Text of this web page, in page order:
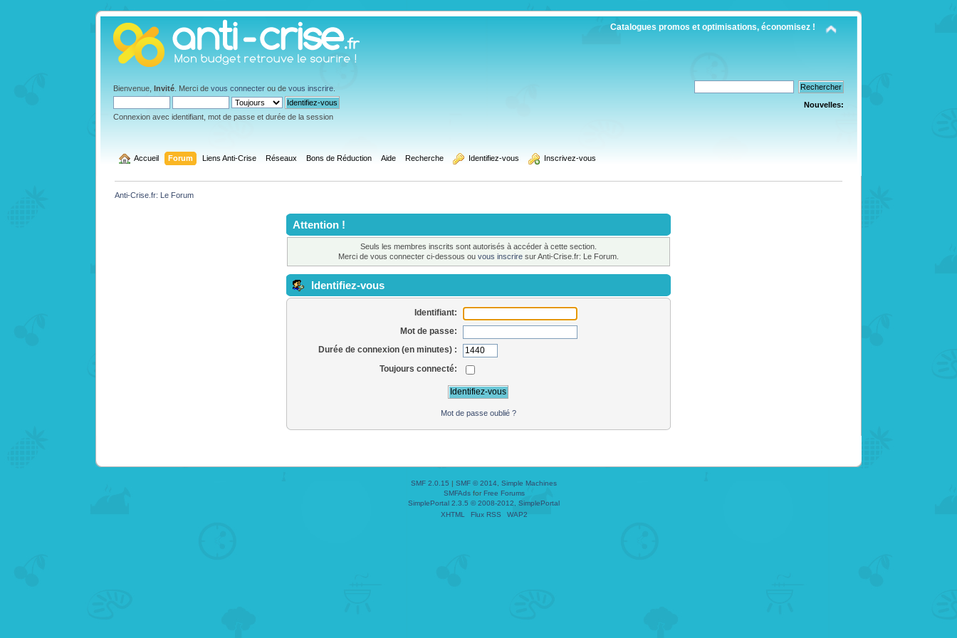
Catalogues promos et optimisations, économisez !
Bienvenue,Invité . Merci devous connecter ou devous inscrire
Connexion avec identifiant, mot de passe et durée de la session
Nouvelles:
Accueil Forum Liens Anti-Crise Réseaux Bons de Réduction Aide Recherche Identifiez-vous Inscrivez-vous
Anti-Crise.fr: Le Forum
Attention !
Seuls les membres inscrits sont autorisés à accéder à cette section.
Merci de vous connecter ci-dessous ou vous inscriresur Anti-Crise.fr: Le Forum.
Identifiez-vous
Identifiant:
Mot de passe:
Durée de connexion (en minutes) :
Toujours connecté:
Mot de passe oublié ?
SMF 2.0.15 | SMF © 2014
Simple Machines
SMFAdsfor Free Forums
SimplePortal 2.3.5 © 2008-2012, SimplePortal
XHTML
Flux RSS WAP2